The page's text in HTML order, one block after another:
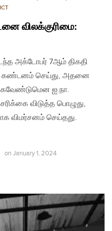
விலக்குரிமை:
அக்டோபர் 7ஆம் திகதி
கண்டனம் செய்து, அதனை
ஐ.நா.
விடுத்த பொழுது,
விமர்சனம் செய்தது.
on January 1, 2024